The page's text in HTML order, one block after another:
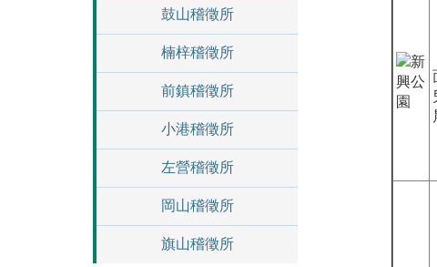
鼓山稽徵所
楠梓稽徵所
前鎮稽徵所
小港稽徵所
左營稽徵所
岡山稽徵所
旗山稽徵所